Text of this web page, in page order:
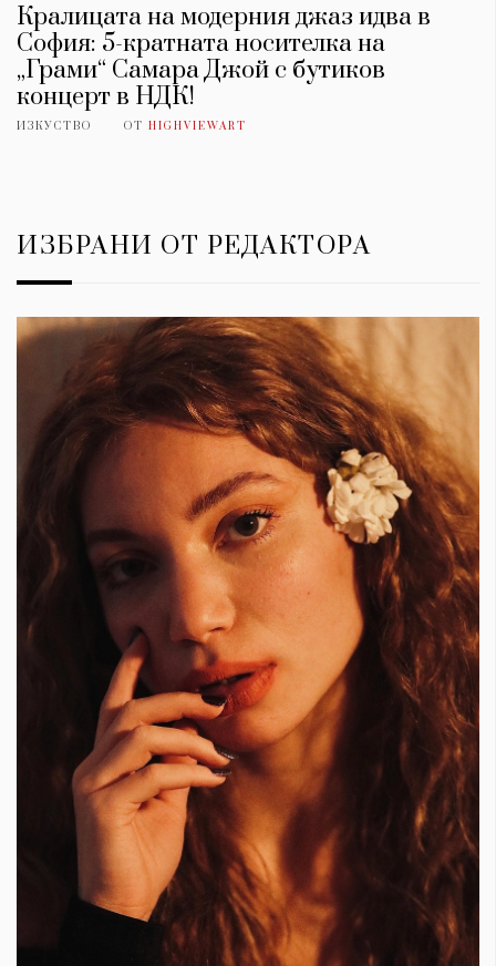
Кралицата на модерния джаз идва в
София: 5-кратната носителка на
„Грами“ Самара Джой с бутиков
концерт в НДК!
ИЗКУСТВО ОТ HIGHVIEWART
ИЗБРАНИ ОТ РЕДАКТОРА